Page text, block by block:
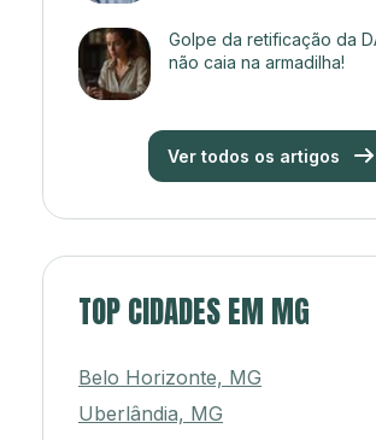
Golpe da retificação da
não caia na armadilha!
Ver todos os artigos
TOP CIDADES EM MG
Belo Horizonte, MG
Uberlândia, MG